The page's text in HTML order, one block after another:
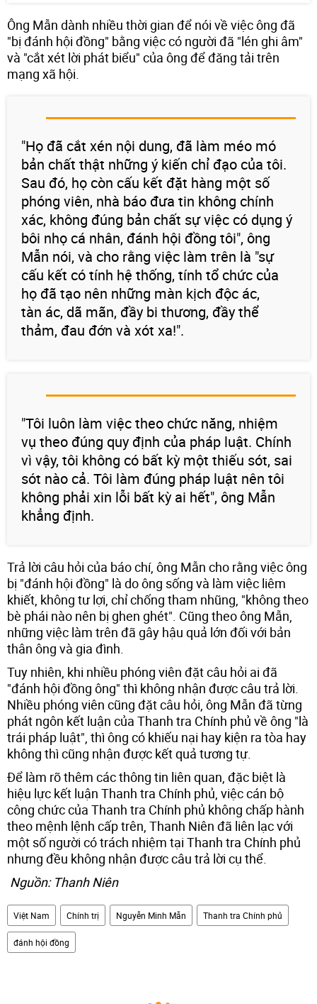
Ông Mẫn dành nhiều thời gian để nói về việc ông đã
"bị đánh hội đồng" bằng việc có người đã "lén ghi âm"
và "cắt xét lời phát biểu" của ông để đăng tải trên
mạng xã hội.
"Họ đã cắt xén nội dung, đã làm méo mó
bản chất thật những ý kiến chỉ đạo của tôi.
Sau đó, họ còn cấu kết đặt hàng một số
phóng viên, nhà báo đưa tin không chính
xác, không đúng bản chất sự việc có dụng ý
bôi nhọ cá nhân, đánh hội đồng tôi", ông
Mẫn nói, và cho rằng việc làm trên là "sự
cấu kết có tính hệ thống, tính tổ chức của
họ đã tạo nên những màn kịch độc ác,
tàn ác, dã mãn, đầy bi thương, đầy thể
thảm, đau đớn và xót xa!".
"Tôi luôn làm việc theo chức năng, nhiệm
vụ theo đúng quy định của pháp luật. Chính
vì vậy, tôi không có bất kỳ một thiếu sót, sai
sót nào cả. Tôi làm đúng pháp luật nên tôi
không phải xin lỗi bất kỳ ai hết", ông Mẫn
khẳng định.
Trả lời câu hỏi của báo chí, ông Mẫn cho rằng việc ông
bị "đánh hội đồng" là do ông sống và làm việc liêm
khiết, không tư lợi, chỉ chống tham nhũng, "không theo
bè phái nào nên bị ghen ghét". Cũng theo ông Mẫn,
những việc làm trên đã gây hậu quả lớn đối với bản
thân ông và gia đình.
Tuy nhiên, khi nhiều phóng viên đặt câu hỏi ai đã
"đánh hội đồng ông" thì không nhận được câu trả lời.
Nhiều phóng viên cũng đặt câu hỏi, ông Mẫn đã từng
phát ngôn kết luận của Thanh tra Chính phủ về ông "là
trái pháp luật", thì ông có khiếu nại hay kiện ra tòa hay
không thì cũng nhận được kết quả tương tự.
Để làm rõ thêm các thông tin liên quan, đặc biệt là
hiệu lực kết luận Thanh tra Chính phủ, việc cán bộ
công chức của Thanh tra Chính phủ không chấp hành
theo mệnh lệnh cấp trên, Thanh Niên đã liên lạc với
một số người có trách nhiệm tại Thanh tra Chính phủ
nhưng đều không nhận được câu trả lời cụ thể.
Nguồn: Thanh Niên
Việt Nam Chính trị Nguyễn Minh Mẫn Thanh tra Chính phủ
đánh hội đồng